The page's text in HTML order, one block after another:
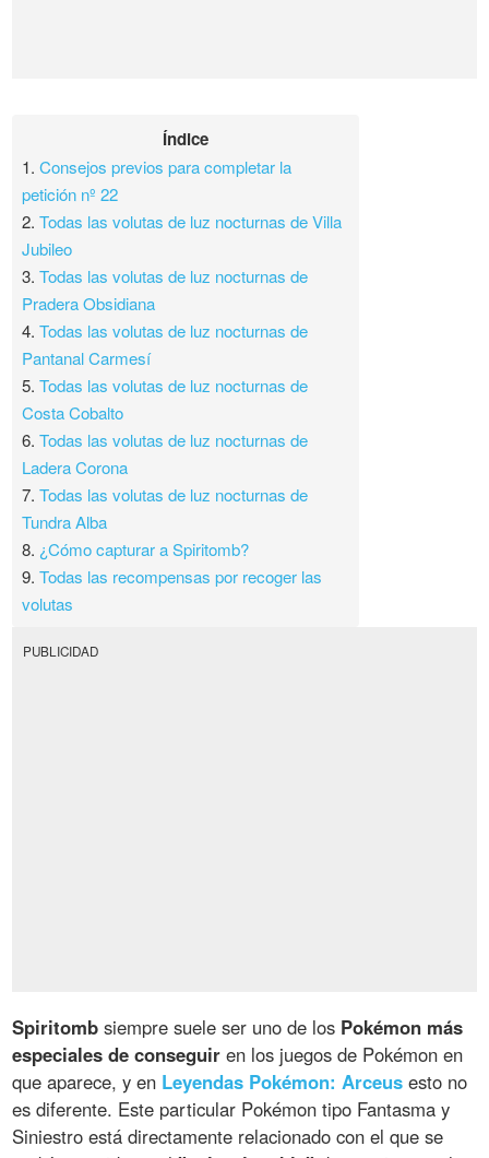
Índice
1.Consejos previos para completar la
petición nº 22
2.Todas las volutas de luz nocturnas de Villa
Jubileo
3.Todas las volutas de luz nocturnas de
Pradera Obsidiana
4.Todas las volutas de luz nocturnas de
Pantanal Carmesí
5.Todas las volutas de luz nocturnas de
Costa Cobalto
6.Todas las volutas de luz nocturnas de
Ladera Corona
7.Todas las volutas de luz nocturnas de
Tundra Alba
8. ¿Cómo capturar a Spiritomb?
9.Todas las recompensas por recoger las
volutas
PUBLICIDAD
Spiritomb siempre suele ser uno de los Pokémon más
especiales de conseguir en los juegos de Pokémon en
que aparece, y en Leyendas Pokémon: Arceus esto no
es diferente. Este particular Pokémon tipo Fantasma y
Siniestro está directamente relacionado con el que se